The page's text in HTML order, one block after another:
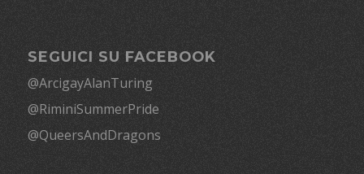
SEGUICI SU FACEBOOK
@ArcigayAlanTuring
@RiminiSummerPride
@QueersAndDragons